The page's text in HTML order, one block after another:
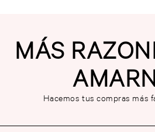
MÁS
Hacemos tus compras más